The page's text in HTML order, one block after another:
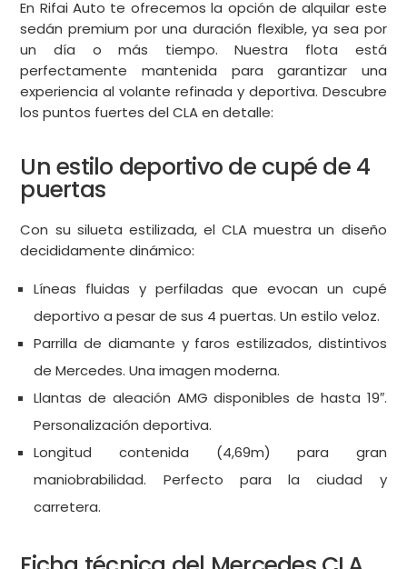
En Rifai Auto te ofrecemos la opción de alquilar este
sedán premium por una duración flexible, ya sea por
un día o más tiempo. Nuestra flota está
perfectamente mantenida para garantizar una
experiencia al volante refinada y deportiva. Descubre
los puntos fuertes del CLA en detalle:
Un estilo deportivo de cupé de 4
puertas
Con su silueta estilizada, el CLA muestra un diseño
decididamente dinámico:
Líneas fluidas y perfiladas que evocan un cupé
deportivo a pesar de sus 4 puertas. Un estilo veloz.
Parrilla de diamante y faros estilizados, distintivos
de Mercedes. Una imagen moderna.
Llantas de aleación AMG disponibles de hasta 19″.
Personalización deportiva.
Longitud contenida (4,69m) para gran
maniobrabilidad. Perfecto para la ciudad y
carretera.